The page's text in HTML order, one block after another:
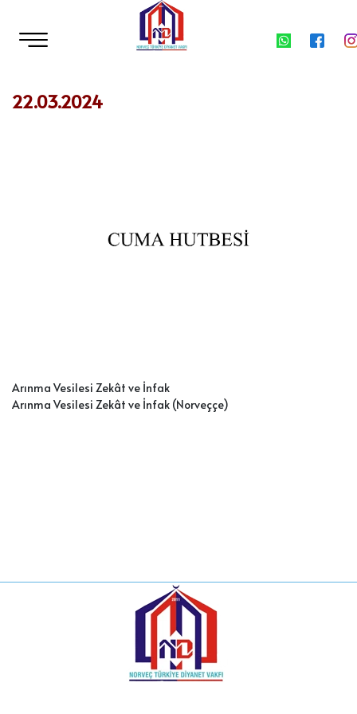
22.03.2024
Arınma Vesilesi Zekât ve İnfak
Arınma Vesilesi Zekât ve İnfak (Norveççe)